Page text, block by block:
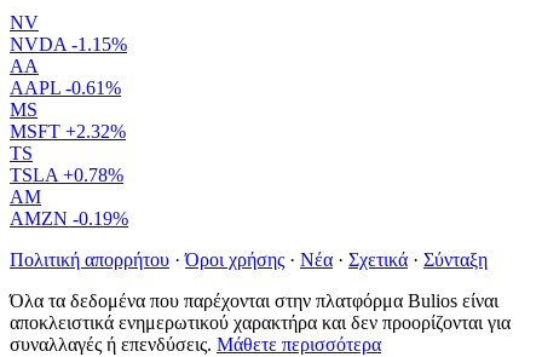
NV
NVDA -1.15%
AA
AAPL -0.61%
MS
MSFT +2.32%
TS
TSLA +0.78%
AM
AMZN -0.19%
Πολιτική απορρήτου · Όροι χρήσης · Νέα · Σχετικά · Σύνταξη
Όλα τα δεδομένα που παρέχονται στην πλατφόρμα Bulios είναι
αποκλειστικά ενημερωτικού χαρακτήρα και δεν προορίζονται για
συναλλαγές ή επενδύσεις. Μάθετε περισσότερα